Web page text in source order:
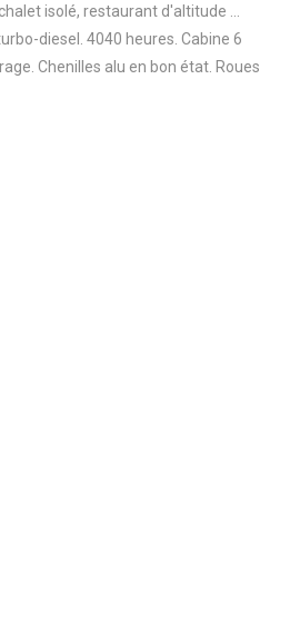
isolé, restaurant d'altitude ...
diesel. 4040 heures. Cabine 6
Chenilles alu en bon état. Roues